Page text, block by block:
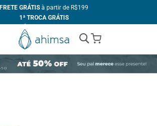
FRETE GRÁTIS à partir de R$199
1ª TROCA GRÁTIS
ATÉ 10X
+10% DE DESCONTOno PIX
FABRICAÇÃO PRÓPRIA
My Cart